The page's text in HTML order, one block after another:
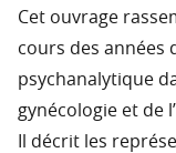
Cet ouvrage
cours des années
psychanalytique
gynécologie et de
Il décrit les